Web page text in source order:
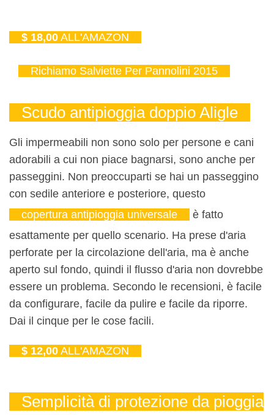
$ 18,00 ALL'AMAZON
Richiamo Salviette Per Pannolini 2015
Scudo antipioggia doppio Aligle
Gli impermeabili non sono solo per persone e cani
adorabili a cui non piace bagnarsi, sono anche per
passeggini. Non preoccuparti se hai un passeggino
con sedile anteriore e posteriore, questo
copertura antipioggia universale
è fatto
esattamente per quello scenario. Ha prese d'aria
perforate per la circolazione dell'aria, ma è anche
aperto sul fondo, quindi il flusso d'aria non dovrebbe
essere un problema. Secondo le recensioni, è facile
da configurare, facile da pulire e facile da riporre.
Dai il cinque per le cose facili.
$ 12,00 ALL'AMAZON
Semplicità di protezione da pioggia